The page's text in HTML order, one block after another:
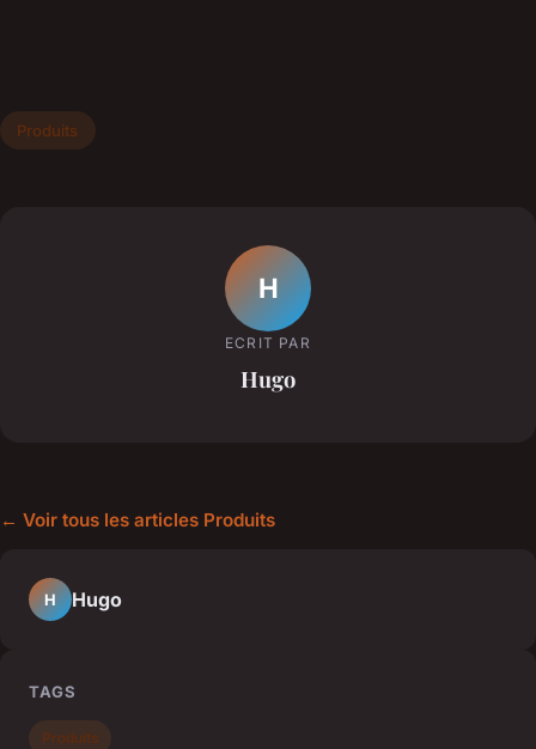
Produits
H
ECRIT PAR
Hugo
← Voir tous les articles Produits
H Hugo
TAGS
Produits